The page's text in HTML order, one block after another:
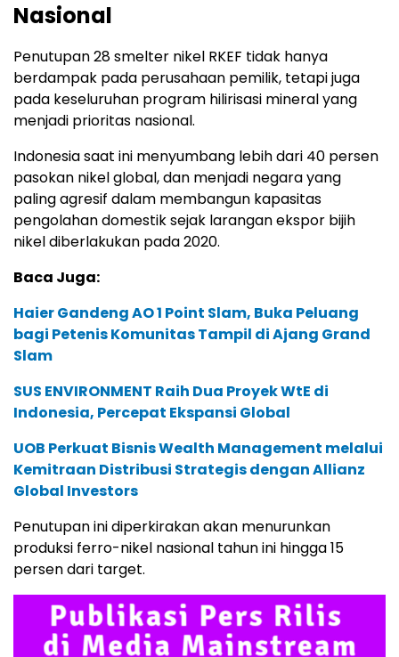
Nasional
Penutupan 28 smelter nikel RKEF tidak hanya
berdampak pada perusahaan pemilik, tetapi juga
pada keseluruhan program hilirisasi mineral yang
menjadi prioritas nasional.
Indonesia saat ini menyumbang lebih dari 40 persen
pasokan nikel global, dan menjadi negara yang
paling agresif dalam membangun kapasitas
pengolahan domestik sejak larangan ekspor bijih
nikel diberlakukan pada 2020.
Baca Juga:
Haier Gandeng AO 1 Point Slam, Buka Peluang
bagi Petenis Komunitas Tampil di Ajang Grand
Slam
SUS ENVIRONMENT Raih Dua Proyek WtE di
Indonesia, Percepat Ekspansi Global
UOB Perkuat Bisnis Wealth Management melalui
Kemitraan Distribusi Strategis dengan Allianz
Global Investors
Penutupan ini diperkirakan akan menurunkan
produksi ferro-nikel nasional tahun ini hingga 15
persen dari target.